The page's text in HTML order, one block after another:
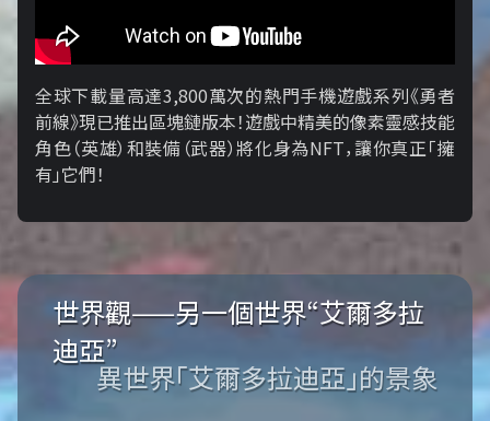
全球下載量高達3,800萬次的熱門手機遊戲系列《勇者
前線》現已推出區塊鏈版本！遊戲中精美的像素靈感技能
角色（英雄）和裝備（武器）將化身為NFT，讓你真正「擁​​
有」它們！
世界觀——另一個世界“艾爾多拉
迪亞”
異世界「艾爾多拉迪亞」的景象